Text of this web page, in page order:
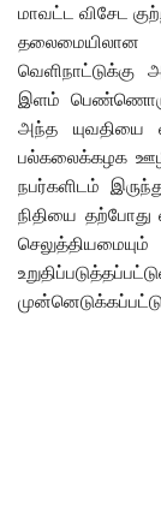
மாவட்ட விசேட
தலைமையிலான
வெளிநாட்டுக்கு
இளம்
அந்த யுவதியை
பல்கலைக்கழக
நபர்களிடம்
நிதியை